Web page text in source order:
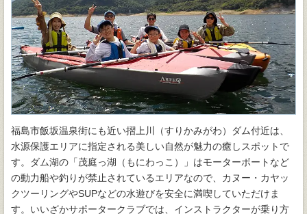
福島市飯坂温泉街にも近い摺上川（すりかみがわ）ダム付近は、
水源保護エリアに指定される美しい自然が魅力の癒しスポットで
す。ダム湖の「茂庭っ湖（もにわっこ）」はモーターボートなど
の動力船や釣りが禁止されているエリアなので、カヌー・カヤッ
クツーリングやSUPなどの水遊びを安全に満喫していただけま
す。いいざかサポータークラブでは、インストラクターが乗り方